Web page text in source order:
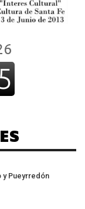
Pueyrredón